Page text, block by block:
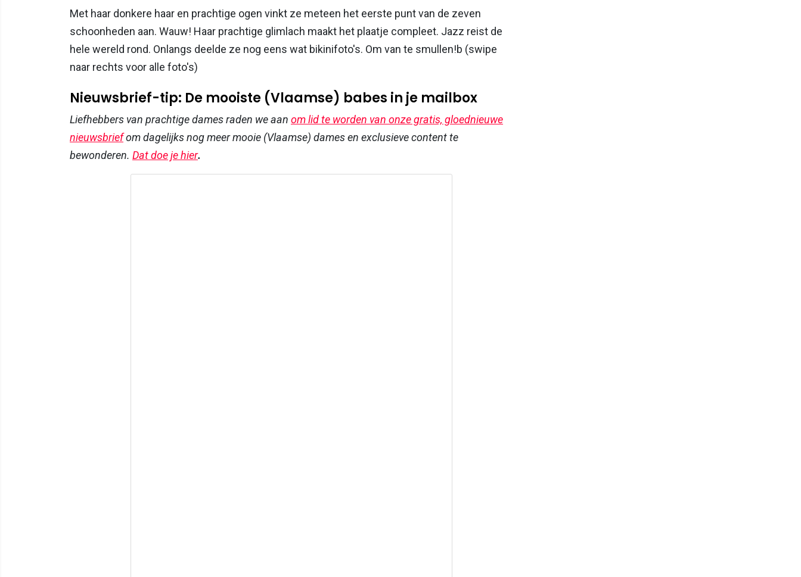
Met haar donkere haar en prachtige ogen vinkt ze meteen het eerste punt van de zeven
schoonheden aan. Wauw! Haar prachtige glimlach maakt het plaatje compleet. Jazz reist de
hele wereld rond. Onlangs deelde ze nog eens wat bikinifoto's. Om van te smullen!b (swipe
naar rechts voor alle foto's)
Nieuwsbrief-tip: De mooiste (Vlaamse) babes in je mailbox
Liefhebbers van prachtige dames raden we aan om lid te worden van onze gratis, gloednieuwe
nieuwsbriefom dagelijks nog meer mooie (Vlaamse) dames en exclusieve content te
bewonderen. Dat doe je hier.